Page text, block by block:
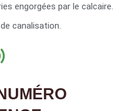
engorgées par le calcaire.
canalisation.